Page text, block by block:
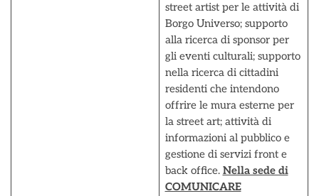
street artist per le attività di
Borgo Universo; supporto
alla ricerca di sponsor per
gli eventi culturali; supporto
nella ricerca di cittadini
residenti che intendono
offrire le mura esterne per
la street art; attività di
informazioni al pubblico e
gestione di servizi front e
back office. Nella sede di
COMUNICARE